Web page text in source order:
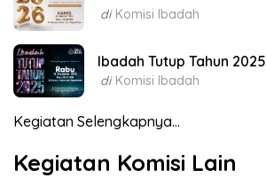
di Komisi Ibadah
Ibadah Tutup Tahun 2025
di Komisi Ibadah
Kegiatan Selengkapnya...
Kegiatan Komisi Lain